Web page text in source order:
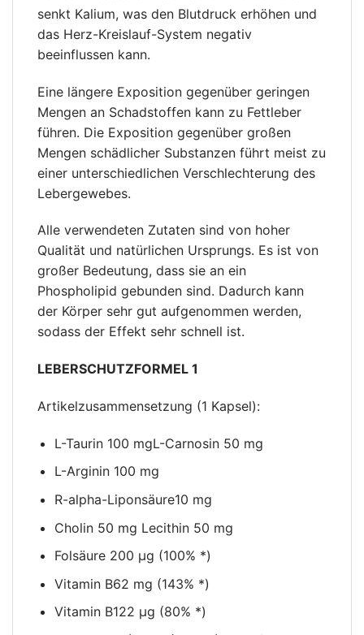
senkt Kalium, was den Blutdruck erhöhen und
das Herz-Kreislauf-System negativ
beeinflussen kann.
Eine längere Exposition gegenüber geringen
Mengen an Schadstoffen kann zu Fettleber
führen. Die Exposition gegenüber großen
Mengen schädlicher Substanzen führt meist zu
einer unterschiedlichen Verschlechterung des
Lebergewebes.
Alle verwendeten Zutaten sind von hoher
Qualität und natürlichen Ursprungs. Es ist von
großer Bedeutung, dass sie an ein
Phospholipid gebunden sind. Dadurch kann
der Körper sehr gut aufgenommen werden,
sodass der Effekt sehr schnell ist.
LEBERSCHUTZFORMEL 1
Artikelzusammensetzung (1 Kapsel):
L-Taurin 100 mgL-Carnosin 50 mg
L-Arginin 100 mg
R-alpha-Liponsäure10 mg
Cholin 50 mg Lecithin 50 mg
Folsäure 200 µg (100% *)
Vitamin B62 mg (143% *)
Vitamin B122 µg (80% *)